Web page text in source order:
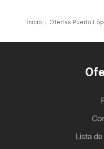
Inicio Ofertas Puerto
Lista